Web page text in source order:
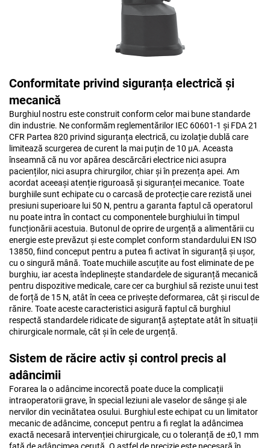
Conformitate privind siguranța electrică și
mecanică
Burghiul nostru este construit conform celor mai bune standarde
din industrie. Ne conformăm reglementărilor IEC 60601-1 și FDA 21
CFR Partea 820 privind siguranța electrică, cu izolație dublă care
limitează scurgerea de curent la mai puțin de 10 μA. Aceasta
înseamnă că nu vor apărea descărcări electrice nici asupra
pacienților, nici asupra chirurgilor, chiar și în prezența apei. Am
acordat aceeași atenție riguroasă și siguranței mecanice. Toate
burghiile sunt echipate cu o carcasă de protecție care rezistă unei
presiuni superioare lui 50 N, pentru a garanta faptul că operatorul
nu poate intra în contact cu componentele burghiului în timpul
funcționării acestuia. Butonul de oprire de urgență a alimentării cu
energie este prevăzut și este complet conform standardului EN ISO
13850, fiind conceput pentru a putea fi activat în siguranță și ușor,
cu o singură mână. Toate muchiile ascuțite au fost eliminate de pe
burghiu, iar acesta îndeplinește standardele de siguranță mecanică
pentru dispozitive medicale, care cer ca burghiul să reziste unui test
de forță de 15 N, atât în ceea ce privește deformarea, cât și riscul de
rănire. Toate aceste caracteristici asigură faptul că burghiul
respectă standardele ridicate de siguranță așteptate atât în situații
chirurgicale normale, cât și în cele de urgență.
Sistem de răcire activ și control precis al
adâncimii
Forarea la o adâncime incorectă poate duce la complicații
intraoperatorii grave, în special leziuni ale vaselor de sânge și ale
nervilor din vecinătatea osului. Burghiul este echipat cu un limitator
mecanic de adâncime, conceput pentru a fi reglat la adâncimea
exactă necesară intervenției chirurgicale, cu o toleranță de ±0,1 mm